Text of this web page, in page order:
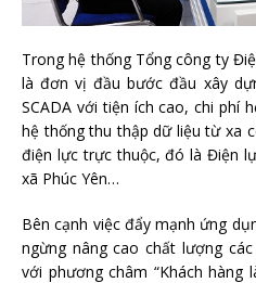
Trong hệ thống Tổng công ty
là đơn vị đầu bước đầu xây
SCADA với tiện ích cao, chi phí
hệ thống thu thập dữ liệu từ xa
điện lực trực thuộc, đó là Điện
xã Phúc Yên…
Bên cạnh việc đẩy mạnh ứng
ngừng nâng cao chất lượng
với phương châm “Khách hàng